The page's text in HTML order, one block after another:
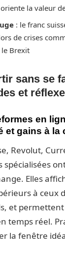
la valeur
: le franc
de crises
Brexit
sans se
et
en
et gains à la
Revolut,
spécialisées
Elles
à ceux
et
temps réel.
la fenêtre